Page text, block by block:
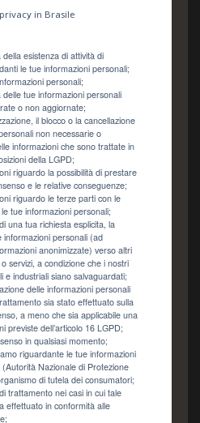
in Brasile
esistenza di attività di
le tue informazioni personali;
personali;
tue informazioni personali
o non aggiornate;
il blocco o la cancellazione
non necessarie o
informazioni che sono trattate in
della LGPD;
riguardo la possibilità di prestare
e le relative conseguenze;
riguardo le terze parti con le
tue informazioni personali;
una tua richiesta esplicita, la
informazioni personali (ad
anonimizzate) verso altri
servizi, a condizione che i nostri
e industriali siano salvaguardati;
delle informazioni personali
sia stato effettuato sulla
a meno che sia applicabile una
previste dell’articolo 16 LGPD;
in qualsiasi momento;
riguardante le tue informazioni
(Autorità Nazionale di Protezione
di tutela dei consumatori;
trattamento nei casi in cui tale
effettuato in conformità alle